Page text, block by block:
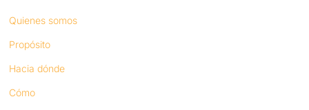
Quienes somos
Propósito
Hacia dónde
Cómo